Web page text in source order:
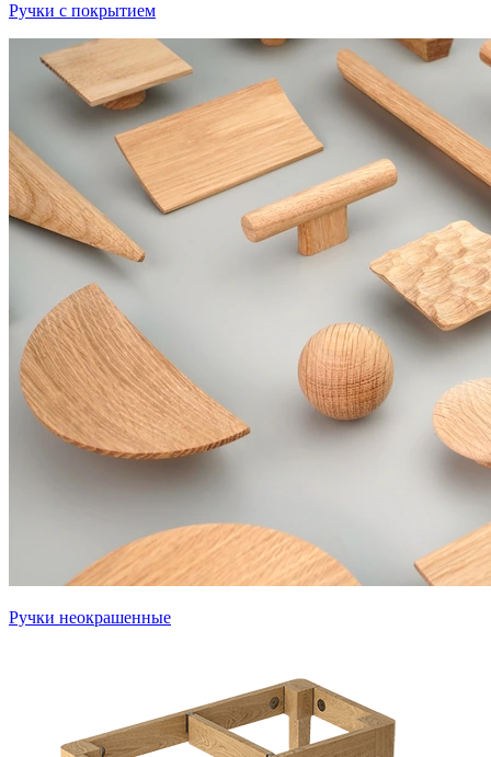
Ручки с покрытием
Ручки неокрашенные